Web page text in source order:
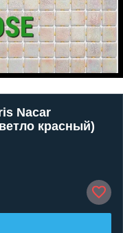
Nacar
красный)